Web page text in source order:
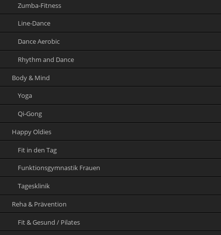
Zumba-Fitness
Line-Dance
Dance Aerobic
Rhythm and Dance
Body & Mind
Yoga
Qi-Gong
Happy Oldies
Fit in den Tag
Funktionsgymnastik Frauen
Tagesklinik
Reha & Prävention
Fit & Gesund / Pilates